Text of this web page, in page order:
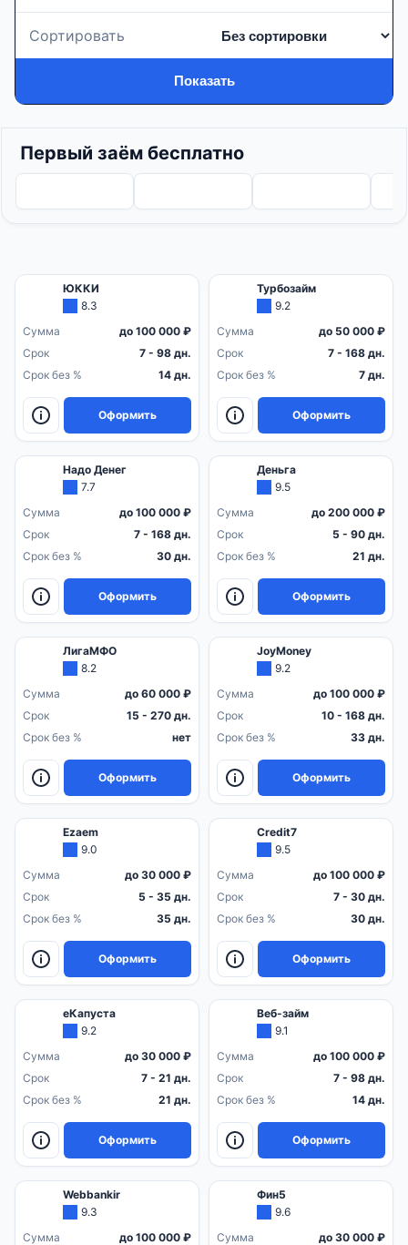
Сортировать
Показать
Первый заём бесплатно
ЮККИ
8.3
Сумма
до 100 000 ₽
Срок
7 - 98 дн.
Срок без %
14 дн.
Оформить
Турбозайм
9.2
Сумма
до 50 000 ₽
Срок
7 - 168 дн.
Срок без %
7 дн.
Оформить
Надо Денег
7.7
Сумма
до 100 000 ₽
Срок
7 - 168 дн.
Срок без %
30 дн.
Оформить
Деньга
9.5
Сумма
до 200 000 ₽
Срок
5 - 90 дн.
Срок без %
21 дн.
Оформить
ЛигаМФО
8.2
Сумма
до 60 000 ₽
Срок
15 - 270 дн.
Срок без %
нет
Оформить
JoyMoney
9.2
Сумма
до 100 000 ₽
Срок
10 - 168 дн.
Срок без %
33 дн.
Оформить
Ezaem
9.0
Сумма
до 30 000 ₽
Срок
5 - 35 дн.
Срок без %
35 дн.
Оформить
Credit7
9.5
Сумма
до 100 000 ₽
Срок
7 - 30 дн.
Срок без %
30 дн.
Оформить
еКапуста
9.2
Сумма
до 30 000 ₽
Срок
7 - 21 дн.
Срок без %
21 дн.
Оформить
Веб-займ
9.1
Сумма
до 100 000 ₽
Срок
7 - 98 дн.
Срок без %
14 дн.
Оформить
Webbankir
9.3
Сумма
до 100 000 ₽
Фин5
9.6
Сумма
до 30 000 ₽